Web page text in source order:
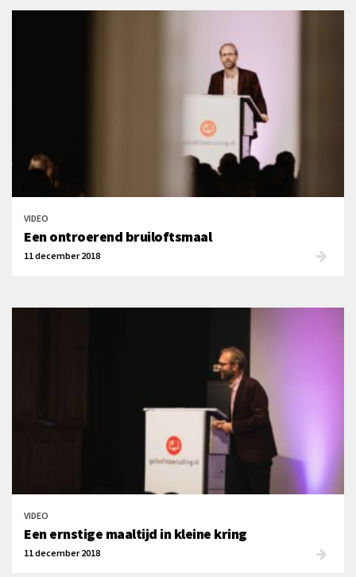
VIDEO
Een ontroerend bruiloftsmaal
11 december 2018
VIDEO
Een ernstige maaltijd in kleine kring
11 december 2018